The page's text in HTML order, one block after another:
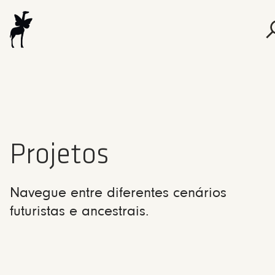
Projetos
Navegue entre diferentes cenários
futuristas e ancestrais.